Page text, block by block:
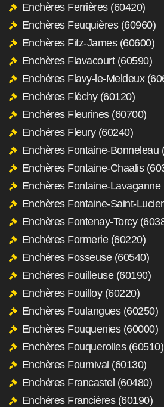
Enchères Ferrières (60420)
Enchères Feuquières (60960)
Enchères Fitz-James (60600)
Enchères Flavacourt (60590)
Enchères Flavy-le-Meldeux
Enchères Fléchy (60120)
Enchères Fleurines (60700)
Enchères Fleury (60240)
Enchères Fontaine-Bonneleau
Enchères Fontaine-Chaalis
Enchères Fontaine-Lavaganne
Enchères Fontaine-Saint-
Enchères Fontenay-Torcy
Enchères Formerie (60220)
Enchères Fosseuse (60540)
Enchères Fouilleuse (60190)
Enchères Fouilloy (60220)
Enchères Foulangues (60250)
Enchères Fouquenies (60000)
Enchères Fouquerolles (60510)
Enchères Fournival (60130)
Enchères Francastel (60480)
Enchères Francières (60190)